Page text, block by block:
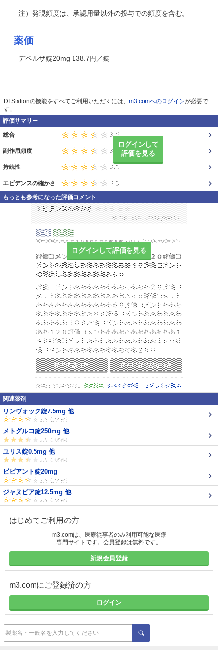
注）発現頻度は、承認用量以外の投与での頻度を含む。
薬価
デベルザ錠20mg 138.7円／錠
DI Stationの機能をすべてご利用いただくには、 m3.comへのログインが必要で
す。
評価サマリー
ログインして
評価を見る
総合
副作用頻度
持続性
エビデンスの確かさ
もっとも参考になった評価コメント
ログインして評価を見る
関連薬剤
リンヴォック錠7.5mg 他
メトグルコ錠250mg 他
ユリス錠0.5mg 他
ビビアント錠20mg
ジャヌビア錠12.5mg 他
はじめてご利用の方
m3.comは、医療従事者のみ利用可能な医療
専門サイトです。会員登録は無料です。
新規会員登録
m3.comにご登録済の方
ログイン